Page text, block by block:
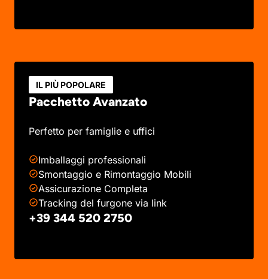
IL PIÙ POPOLARE
Pacchetto Avanzato
Perfetto per famiglie e uffici
Imballaggi professionali
Smontaggio e Rimontaggio Mobili
Assicurazione Completa
Tracking del furgone via link
+39 344 520 2750